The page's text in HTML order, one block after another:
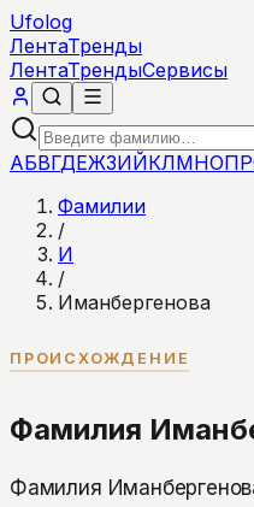
Ufolog
ЛентаТренды
ЛентаТрендыСервисы
АБВГДЕЖЗИЙКЛМНОПР
Фамилии
/
И
/
Иманбергенова
ПРОИСХОЖДЕНИЕ
Фамилия
Фамилия